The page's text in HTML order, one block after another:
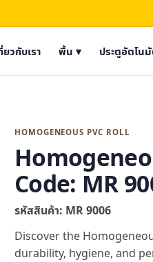
ยวกับเรา พื้น ▾ ประตูอัตโน
HOMOGENEOUS PVC ROLL
Code: MR
รหัสสินค้า: MR 9006
Discover the
durability, hygiene, and